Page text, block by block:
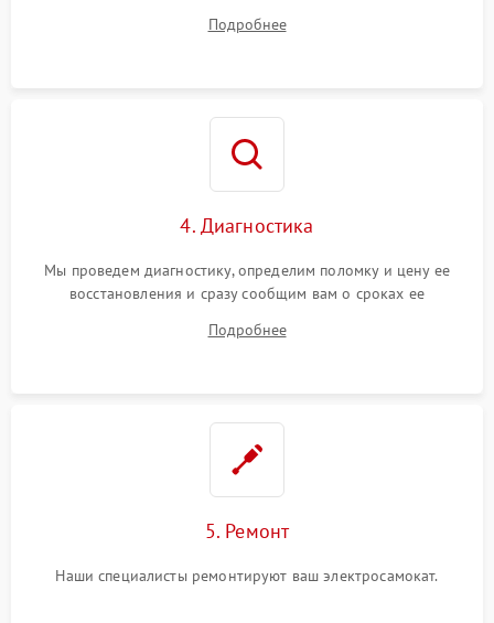
Подробнее
4. Диагностика
Мы проведем диагностику, определим поломку и цену ее
восстановления и сразу сообщим вам о сроках ее
Подробнее
5. Ремонт
Наши специалисты ремонтируют ваш электросамокат.